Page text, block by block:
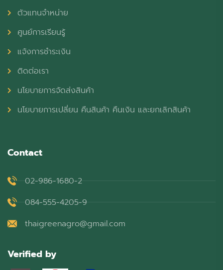
ตัวแทนจำหน่าย
ศูนย์การเรียนรู้
แจ้งการชำระเงิน
ติดต่อเรา
นโยบายการจัดส่งสินค้า
นโยบายการเปลี่ยน คืนสินค้า คืนเงิน และยกเลิกสินค้า
Contact
02-986-1680-2
084-555-4205-9
thaigreenagro@gmail.com
Verified by